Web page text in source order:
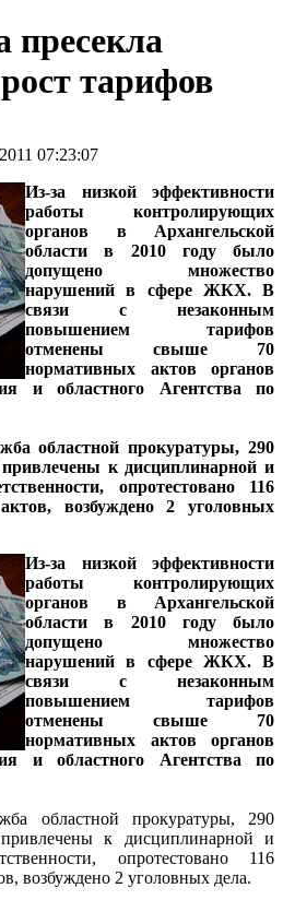
пресекла
тарифов
07:23:07
Из-за низкой эффективности
работы контролирующих
органов в Архангельской
области в 2010 году было
допущено множество
нарушений в сфере ЖКХ. В
связи с незаконным
повышением тарифов
отменены свыше 70
нормативных актов органов
и областного Агентства по
областной прокуратуры, 290
к дисциплинарной и
опротестовано 116
возбуждено 2 уголовных
Из-за низкой эффективности
работы контролирующих
органов в Архангельской
области в 2010 году было
допущено множество
нарушений в сфере ЖКХ. В
связи с незаконным
повышением тарифов
отменены свыше 70
нормативных актов органов
и областного Агентства по
областной прокуратуры, 290
к дисциплинарной и
опротестовано 116
возбуждено 2 уголовных дела.